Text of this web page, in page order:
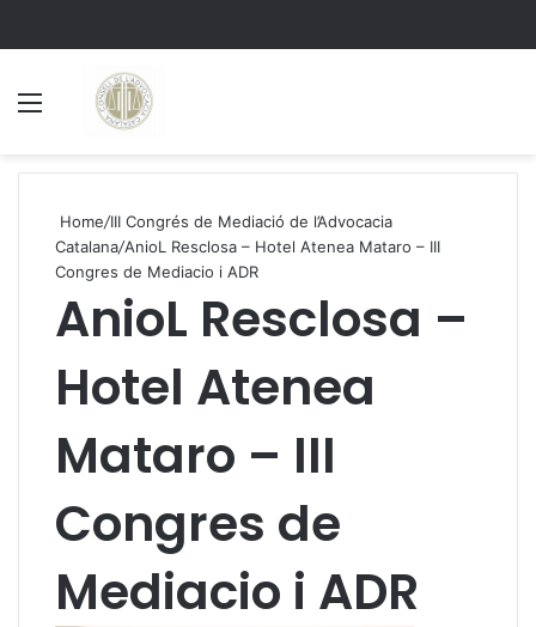
Home/III Congrés de Mediació de l’Advocacia
Catalana/AnioL Resclosa – Hotel Atenea Mataro – III
Congres de Mediacio i ADR
AnioL Resclosa –
Hotel Atenea
Mataro – III
Congres de
Mediacio i ADR